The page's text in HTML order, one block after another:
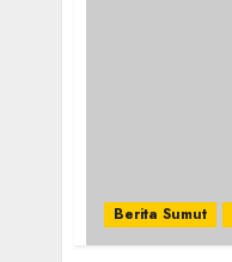
Berita Sumut